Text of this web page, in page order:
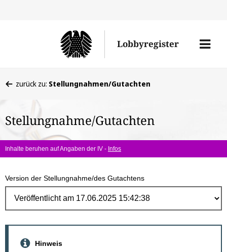
Lobbyregister
Menü
befinden
hier:
zurück zu: Stellungnahmen/Gutachten
Stellungnahme/Gutachten
Inhalte beruhen auf Angaben der IV - Infos
Version der Stellungnahme/des Gutachtens
Hinweis